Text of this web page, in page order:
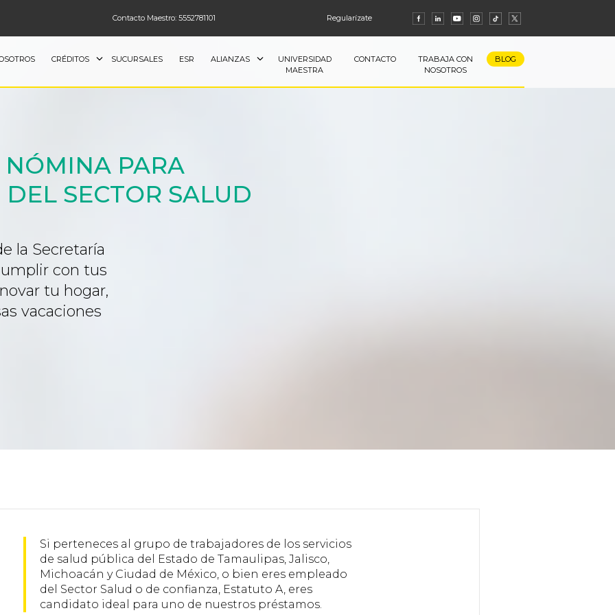
Contacto Maestro: 5552781101 Regularízate
CRÉDITOS SUCURSALES ESR ALIANZAS
UNIVERSIDAD
MAESTRA
CONTACTO
TRABAJA CON
NOSOTROS
BLOG
NÓMINA PARA
SECTOR SALUD
la Secretaría
con tus
tu hogar,
vacaciones
Si perteneces al grupo de trabajadores de los servicios
de salud pública del Estado de Tamaulipas, Jalisco,
Michoacán y Ciudad de México, o bien eres empleado
del Sector Salud o de confianza, Estatuto A, eres
candidato ideal para uno de nuestros préstamos.